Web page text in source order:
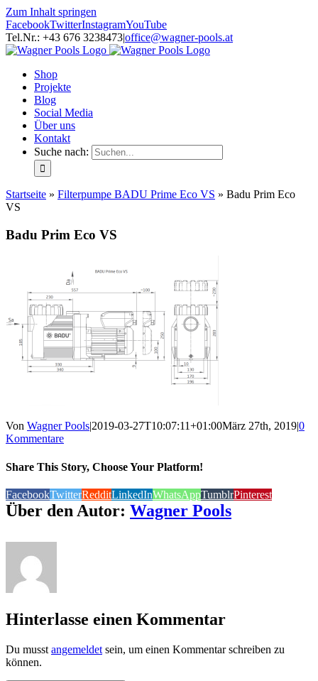
Zum Inhalt springen
FacebookTwitterInstagramYouTube
Tel.Nr.: +43 676 3238473|office@wagner-pools.at
Shop
Projekte
Blog
Social Media
Über uns
Kontakt
Suche nach:
Startseite » Filterpumpe BADU Prime Eco VS » Badu Prim Eco
VS
Badu Prim Eco VS
Von Wagner Pools|2019-03-27T10:07:11+01:00März 27th, 2019|0
Kommentare
Share This Story, Choose Your Platform!
FacebookTwitterRedditLinkedInWhatsAppTumblrPinterest
Über den Autor: Wagner Pools
Hinterlasse einen Kommentar
Du musst angemeldet sein, um einen Kommentar schreiben zu
können.